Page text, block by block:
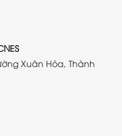
Xuân Hòa, Thành